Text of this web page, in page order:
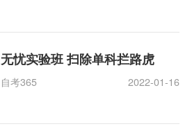
无忧实验班 扫除单科拦路虎
自考365 2022-01-16